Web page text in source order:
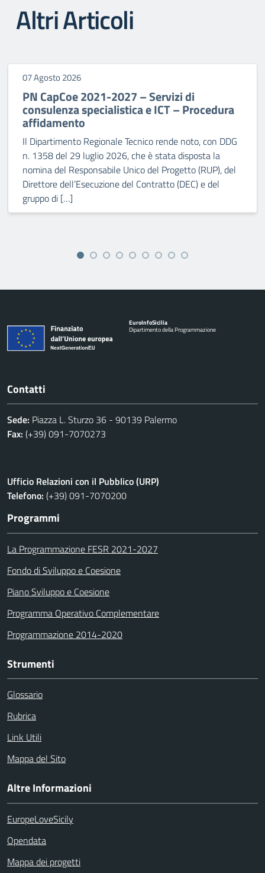
Altri Articoli
07 Agosto 2026
PN CapCoe 2021-2027 – Servizi di
consulenza specialistica e ICT – Procedura
affidamento
Il Dipartimento Regionale Tecnico rende noto, con DDG
n. 1358 del 29 luglio 2026, che è stata disposta la
nomina del Responsabile Unico del Progetto (RUP), del
Direttore dell’Esecuzione del Contratto (DEC) e del
gruppo di […]
EuroInfoSicilia
Dipartimento della Programmazione
Contatti
Sede: Piazza L. Sturzo 36 - 90139 Palermo
Fax: (+39) 091-7070273
Ufficio Relazioni con il Pubblico (URP)
Telefono: (+39) 091-7070200
Programmi
La Programmazione FESR 2021-2027
Fondo di Sviluppo e Coesione
Piano Sviluppo e Coesione
Programma Operativo Complementare
Programmazione 2014-2020
Strumenti
Glossario
Rubrica
Link Utili
Mappa del Sito
Altre Informazioni
EuropeLoveSicily
Opendata
Mappa dei progetti